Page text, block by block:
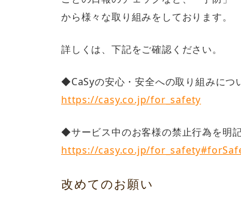
から様々な取り組みをしております。
詳しくは、下記をご確認ください。
◆CaSyの安心・安全への取り組みにつ
https://casy.co.jp/for_safety
◆サービス中のお客様の禁止行為を明
https://casy.co.jp/
改めてのお願い